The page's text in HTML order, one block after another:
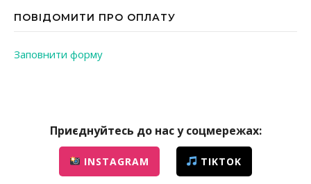
ПОВІДОМИТИ ПРО ОПЛАТУ
Заповнити форму
Приєднуйтесь до нас у соцмережах:
INSTAGRAM TIKTOK